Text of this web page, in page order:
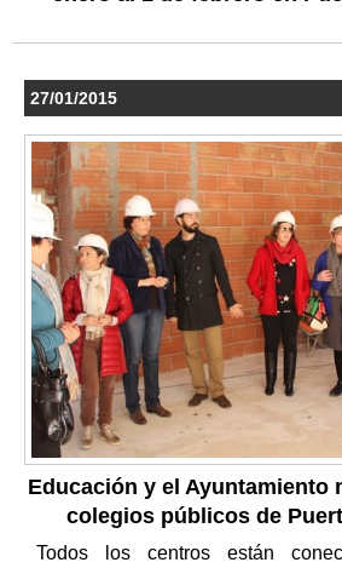
27/01/2015
Educación y el Ayuntamiento
colegios públicos de
Todos los centros están